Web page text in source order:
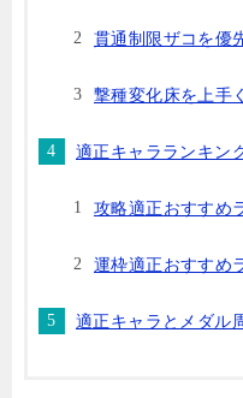
貫通制限ザコを優
撃種変化床を上手
適正キャラランキン
攻略適正おすすめ
運枠適正おすすめ
適正キャラとメダル